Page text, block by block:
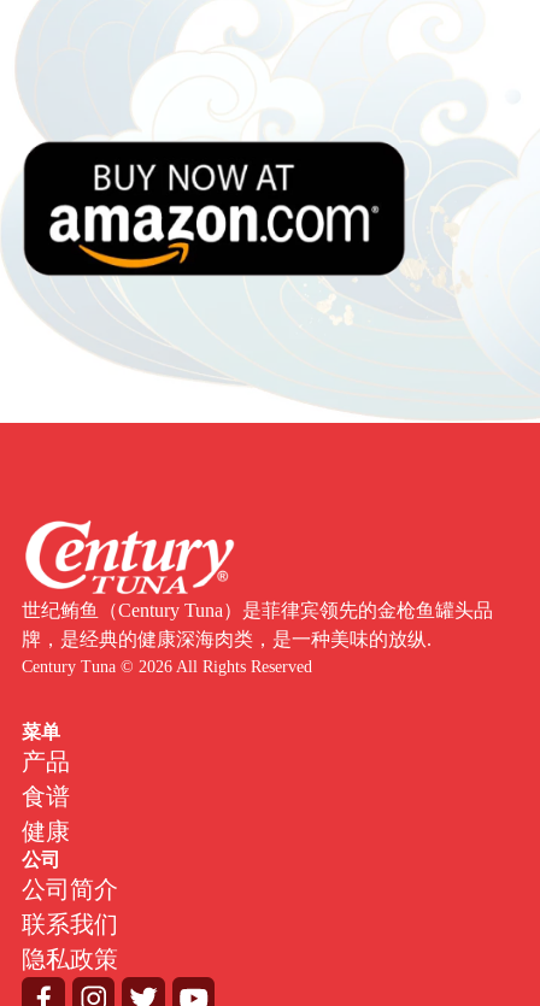
世纪鲔鱼（Century Tuna）是菲律宾领先的金枪鱼罐头品
牌，是经典的健康深海肉类，是一种美味的放纵.
Century Tuna © 2026 All Rights Reserved
菜单
产品
食谱
健康
公司
公司简介
联系我们
隐私政策